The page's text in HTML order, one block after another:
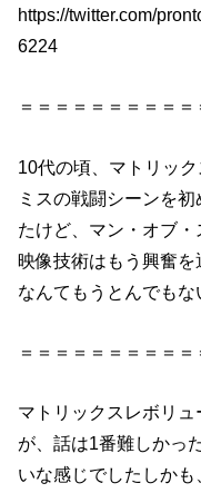
https://twitter.com/
6224
＝＝＝＝＝＝＝＝＝＝
10代の頃、マトリッ
ミスの戦闘シーンを
たけど、マン・オブ
映像技術はもう興奮
なんてもうとんでもな
＝＝＝＝＝＝＝＝＝＝
マトリックスレボリ
が、話は1番難しかっ
いな感じでしたしか